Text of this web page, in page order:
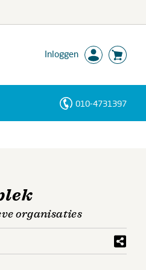
Inloggen
010-4731397
organisaties